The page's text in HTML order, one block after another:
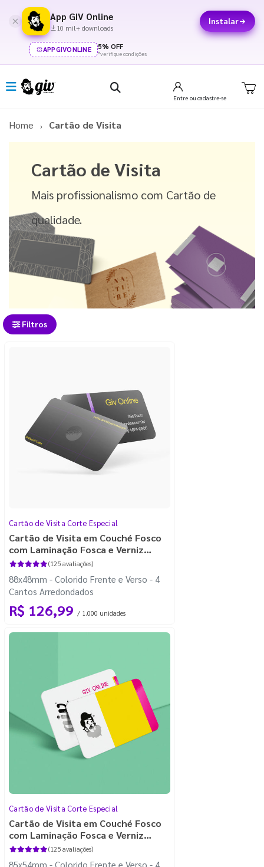
App GIV Online
10 mil+ downloads
Instalar
APPGIVONLINE 5% OFF
*verifique condições
Entre ou cadastre-se
Home Cartão de Visita
Cartão de Visita
Mais profissionalismo com Cartão de
qualidade.
Filtros
Cartão de Visita Corte Especial
Cartão de Visita em Couché Fosco
com Laminação Fosca e Verniz
Localizado(125 avaliações)
88x48mm - Colorido Frente e Verso - 4
Cantos Arredondados
R$ 126,99 / 1.000 unidades
Cartão de Visita Corte Especial
Cartão de Visita em Couché Fosco
com Laminação Fosca e Verniz
Localizado(125 avaliações)
85x54mm - Colorido Frente e Verso - 4